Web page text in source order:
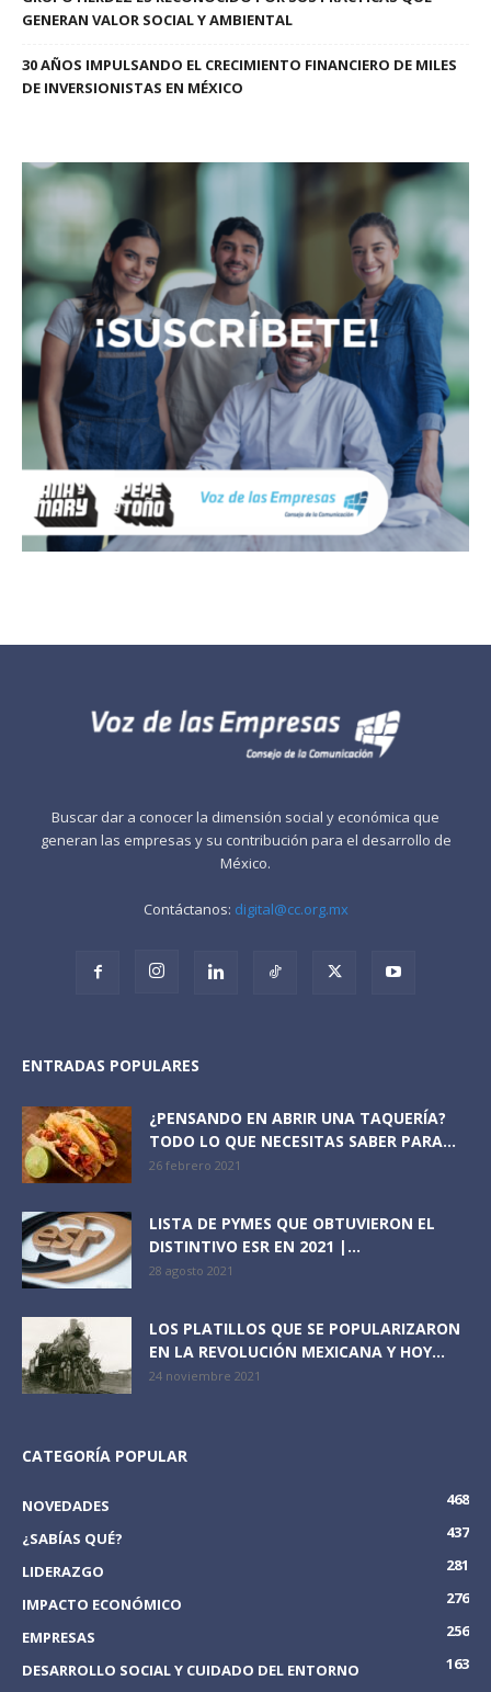
GENERAN VALOR SOCIAL Y AMBIENTAL
30 AÑOS IMPULSANDO EL CRECIMIENTO FINANCIERO DE MILES
DE INVERSIONISTAS EN MÉXICO
Buscar dar a conocer la dimensión social y económica que
generan las empresas y su contribución para el desarrollo de
México.
Contáctanos: digital@cc.org.mx
ENTRADAS POPULARES
¿PENSANDO EN ABRIR UNA TAQUERÍA?
TODO LO QUE NECESITAS SABER PARA...
26 febrero 2021
LISTA DE PYMES QUE OBTUVIERON EL
DISTINTIVO ESR EN 2021 |...
28 agosto 2021
LOS PLATILLOS QUE SE POPULARIZARON
EN LA REVOLUCIÓN MEXICANA Y HOY...
24 noviembre 2021
CATEGORÍA POPULAR
NOVEDADES
468
¿SABÍAS QUÉ?
437
LIDERAZGO
281
IMPACTO ECONÓMICO
276
EMPRESAS
256
DESARROLLO SOCIAL Y CUIDADO DEL ENTORNO
163